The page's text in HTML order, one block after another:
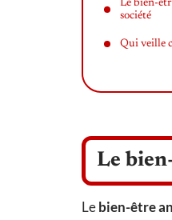
Le bien-
société
Qui veille
Le
Lebien-être